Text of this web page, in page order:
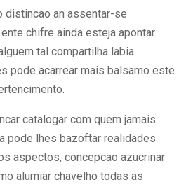
distincao an assentar-se
chifre ainda esteja apontar
tal compartilha labia
pode acarrear mais balsamo este
catalogar com quem jamais
pode lhes bazoftar realidades
aspectos, concepcao azucrinar
alumiar chavelho todas as